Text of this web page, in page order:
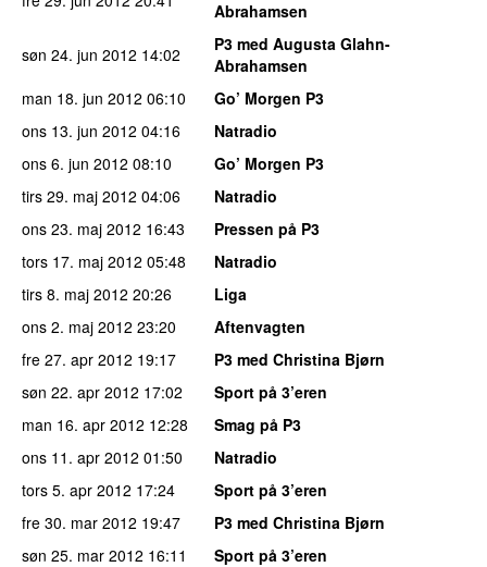
Abrahamsen
søn 24. jun 2012 14:02
P3 med Augusta Glahn-
Abrahamsen
man 18. jun 2012 06:10
Go’ Morgen P3
ons 13. jun 2012 04:16
Natradio
ons 6. jun 2012 08:10
Go’ Morgen P3
tirs 29. maj 2012 04:06
Natradio
ons 23. maj 2012 16:43
Pressen på P3
tors 17. maj 2012 05:48
Natradio
tirs 8. maj 2012 20:26
Liga
ons 2. maj 2012 23:20
Aftenvagten
fre 27. apr 2012 19:17
P3 med Christina Bjørn
søn 22. apr 2012 17:02
Sport på 3’eren
man 16. apr 2012 12:28
Smag på P3
ons 11. apr 2012 01:50
Natradio
tors 5. apr 2012 17:24
Sport på 3’eren
fre 30. mar 2012 19:47
P3 med Christina Bjørn
søn 25. mar 2012 16:11
Sport på 3’eren